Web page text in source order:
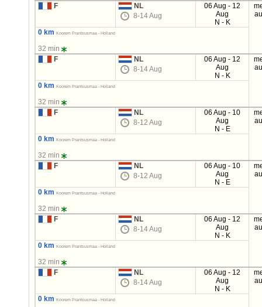
F
NL
8-14 Aug
06 Aug - 12
Aug
N - K
0 km Koorem Prantsusmaa - Holland
32 min
F
NL
8-14 Aug
06 Aug - 12
Aug
N - K
0 km Koorem Prantsusmaa - Holland
32 min
F
NL
8-12 Aug
06 Aug - 10
Aug
N - E
0 km Koorem Prantsusmaa - Holland
32 min
F
NL
8-12 Aug
06 Aug - 10
Aug
N - E
0 km Koorem Prantsusmaa - Holland
32 min
F
NL
8-14 Aug
06 Aug - 12
Aug
N - K
0 km Koorem Prantsusmaa - Holland
32 min
F
NL
8-14 Aug
06 Aug - 12
Aug
N - K
0 km Koorem Prantsusmaa - Holland